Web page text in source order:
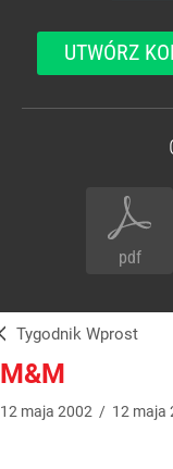
UTWÓRZ
pdf
Tygodnik Wprost
M&M
12 maja 2002 / 12 maja